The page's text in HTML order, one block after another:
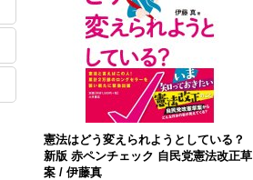
憲法はどう変えられようとしている？
新版 赤ペンチェック 自民党憲法改正草
案 / 伊藤真